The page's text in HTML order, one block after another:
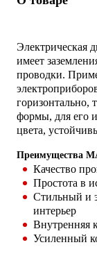
Электрическая
имеет
проводки.
горизонтально,
формы, для его
цвета,
Преимущества
Качество
Простота в
Стильный и
интерьер
Внутренняя
Усиленный